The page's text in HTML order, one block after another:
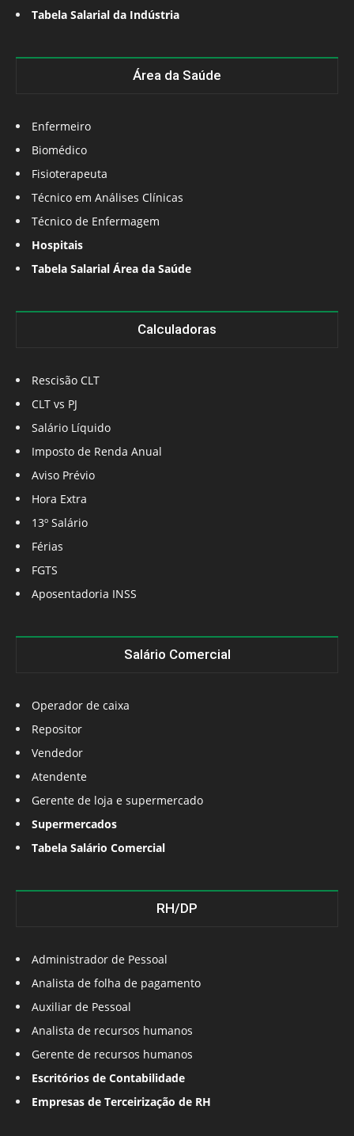
Tabela Salarial da Indústria
Área da Saúde
Enfermeiro
Biomédico
Fisioterapeuta
Técnico em Análises Clínicas
Técnico de Enfermagem
Hospitais
Tabela Salarial Área da Saúde
Calculadoras
Rescisão CLT
CLT vs PJ
Salário Líquido
Imposto de Renda Anual
Aviso Prévio
Hora Extra
13º Salário
Férias
FGTS
Aposentadoria INSS
Salário Comercial
Operador de caixa
Repositor
Vendedor
Atendente
Gerente de loja e supermercado
Supermercados
Tabela Salário Comercial
RH/DP
Administrador de Pessoal
Analista de folha de pagamento
Auxiliar de Pessoal
Analista de recursos humanos
Gerente de recursos humanos
Escritórios de Contabilidade
Empresas de Terceirização de RH